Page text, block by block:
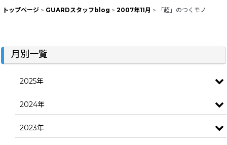
トップページ > GUARDスタッフblog > 2007年11月 > 「超」のつくモノ
月別一覧
2025年
2024年
2023年